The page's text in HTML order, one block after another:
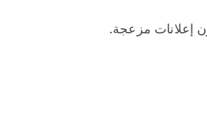
إعلانات مزعجة.